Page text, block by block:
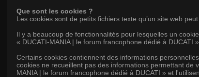
Que sont les cookies ?
Les cookies sont de petits fichiers texte qu’un site web
Il y a beaucoup de fonctionnalités pour lesquelles un
« DUCATI-MANIA | le forum francophone dédié à
Certains cookies contiennent des informations
cookies ne recueillent pas des informations permettant de
MANIA | le forum francophone dédié à DUCATI » et